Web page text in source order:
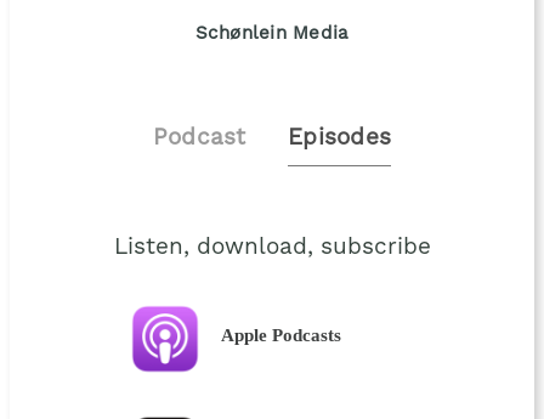
Schønlein Media
Podcast Episodes
Listen, download, subscribe
Apple Podcasts